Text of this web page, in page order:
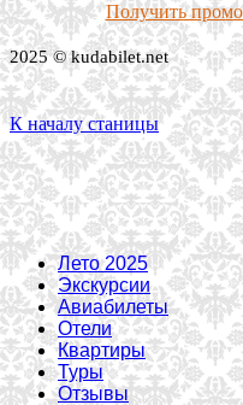
Получить
2025 © kudabilet.net
К началу станицы
Лето 2025
Экскурсии
Авиабилеты
Отели
Квартиры
Туры
Отзывы